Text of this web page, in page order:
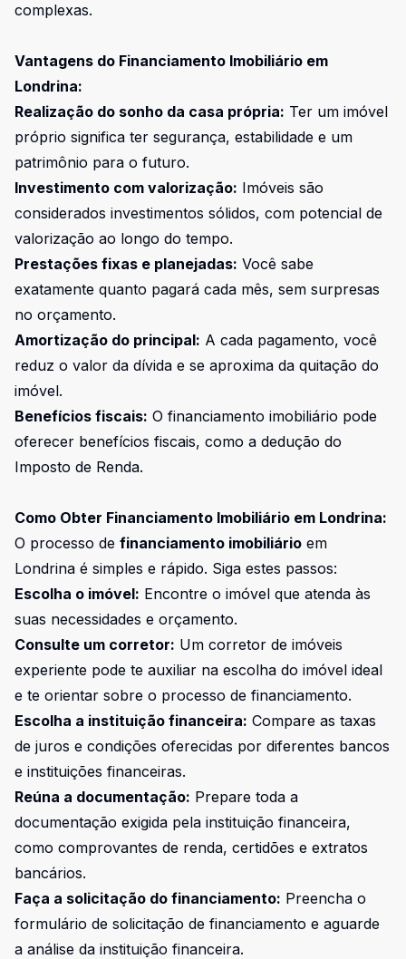
complexas.
Vantagens do Financiamento Imobiliário em
Londrina:
Realização do sonho da casa própria: Ter um imóvel
próprio significa ter segurança, estabilidade e um
patrimônio para o futuro.
Investimento com valorização: Imóveis são
considerados investimentos sólidos, com potencial de
valorização ao longo do tempo.
Prestações fixas e planejadas: Você sabe
exatamente quanto pagará cada mês, sem surpresas
no orçamento.
Amortização do principal: A cada pagamento, você
reduz o valor da dívida e se aproxima da quitação do
imóvel.
Benefícios fiscais: O financiamento imobiliário pode
oferecer benefícios fiscais, como a dedução do
Imposto de Renda.
Como Obter Financiamento Imobiliário em Londrina:
O processo de financiamento imobiliário em
Londrina é simples e rápido. Siga estes passos:
Escolha o imóvel: Encontre o imóvel que atenda às
suas necessidades e orçamento.
Consulte um corretor: Um corretor de imóveis
experiente pode te auxiliar na escolha do imóvel ideal
e te orientar sobre o processo de financiamento.
Escolha a instituição financeira: Compare as taxas
de juros e condições oferecidas por diferentes bancos
e instituições financeiras.
Reúna a documentação: Prepare toda a
documentação exigida pela instituição financeira,
como comprovantes de renda, certidões e extratos
bancários.
Faça a solicitação do financiamento: Preencha o
formulário de solicitação de financiamento e aguarde
a análise da instituição financeira.